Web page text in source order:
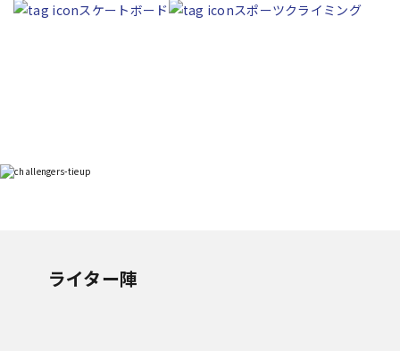
スケートボード
スポーツクライミング
ライター陣